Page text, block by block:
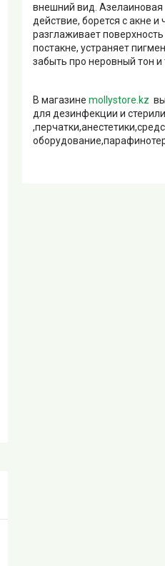
внешний вид.
действие, борется с акне
разглаживает
постакне, устраняет
забыть про неровный тон и
В магазине mollystore.kz
для дезинфекции и